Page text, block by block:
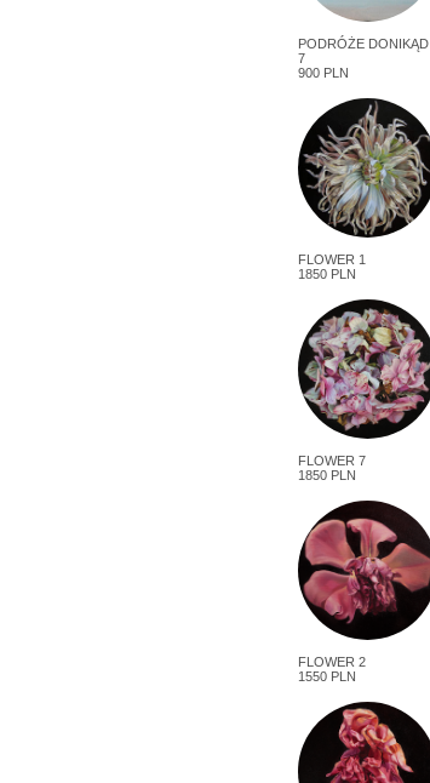
PODRÓŻE DONIKĄD
7
900 PLN
FLOWER 1
1850 PLN
FLOWER 7
1850 PLN
FLOWER 2
1550 PLN